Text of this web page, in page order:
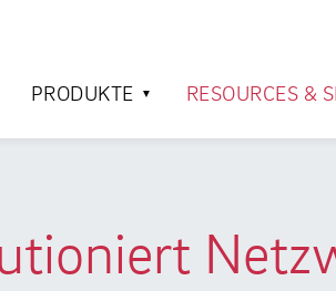
PRODUKTE
RESOURCES &